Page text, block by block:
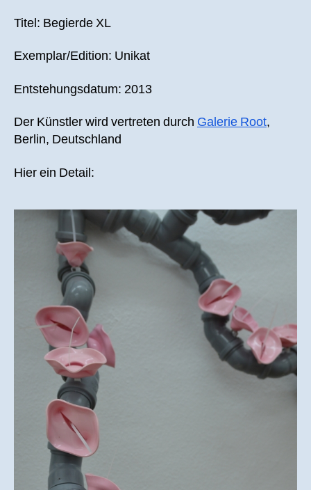
Titel: Begierde XL
Exemplar/Edition: Unikat
Entstehungsdatum: 2013
Der Künstler wird vertreten durch Galerie Root,
Berlin, Deutschland
Hier ein Detail: